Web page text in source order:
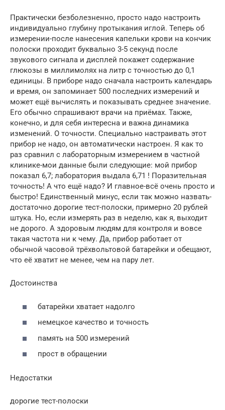
Практически безболезненно, просто надо настроить
индивидуально глубину протыкания иглой. Теперь об
измерении-после нанесения капельки крови на кончик
полоски проходит буквально 3-5 секунд после
звукового сигнала и дисплей покажет содержание
глюкозы в миллимолях на литр с точностью до 0,1
единицы. В приборе надо сначала настроить календарь
и время, он запоминает 500 последних измерений и
может ещё вычислять и показывать среднее значение.
Его обычно спрашивают врачи на приёмах. Также,
конечно, и для себя интересна и важна динамика
изменений. О точности. Специально настраивать этот
прибор не надо, он автоматически настроен. Я как то
раз сравнил с лабораторным измерением в частной
клинике-мои данные были следующие: мой прибор
показал 6,7; лаборатория выдала 6,71 ! Поразительная
точность! А что ещё надо? И главное-всё очень просто и
быстро! Единственный минус, если так можно назвать-
достаточно дорогие тест-полоски, примерно 20 рублей
штука. Но, если измерять раз в неделю, как я, выходит
не дорого. А здоровым людям для контроля и вовсе
такая частота ни к чему. Да, прибор работает от
обычной часовой трёхвольтовой батарейки и обещают,
что её хватит не менее, чем на пару лет.
Достоинства
батарейки хватает надолго
немецкое качество и точность
память на 500 измерений
прост в обращении
Недостатки
дорогие тест-полоски